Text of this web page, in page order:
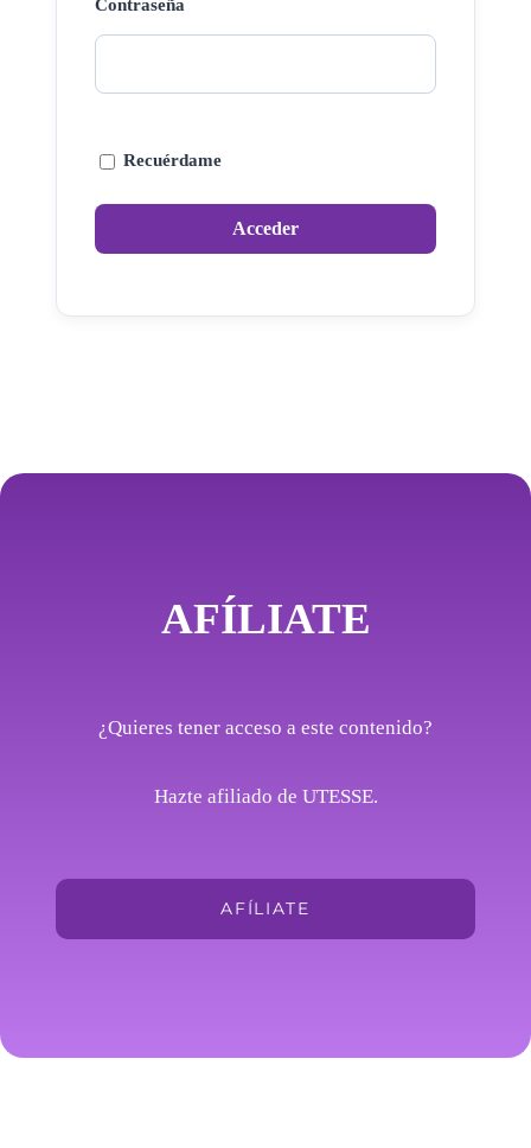
Contraseña
Recuérdame
AFÍLIATE
¿Quieres tener acceso a este contenido?
Hazte afiliado de UTESSE.
AFÍLIATE